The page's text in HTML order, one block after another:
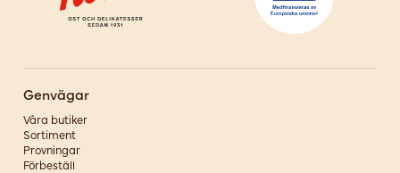
Genvägar
Våra butiker
Sortiment
Provningar
Förbeställ